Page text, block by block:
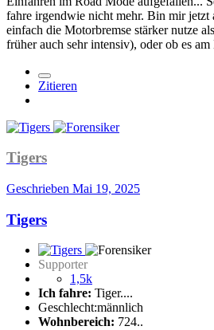
fahre irgendwie nicht mehr. Bin mir jetzt
einfach die Motorbremse stärker nutze
früher auch sehr intensiv), oder ob es
Zitieren
Tigers
Geschrieben Mai 19, 2025
Tigers
Supporter
1,5k
Ich fahre: Tiger....
Geschlecht:männlich
Wohnbereich: 724..